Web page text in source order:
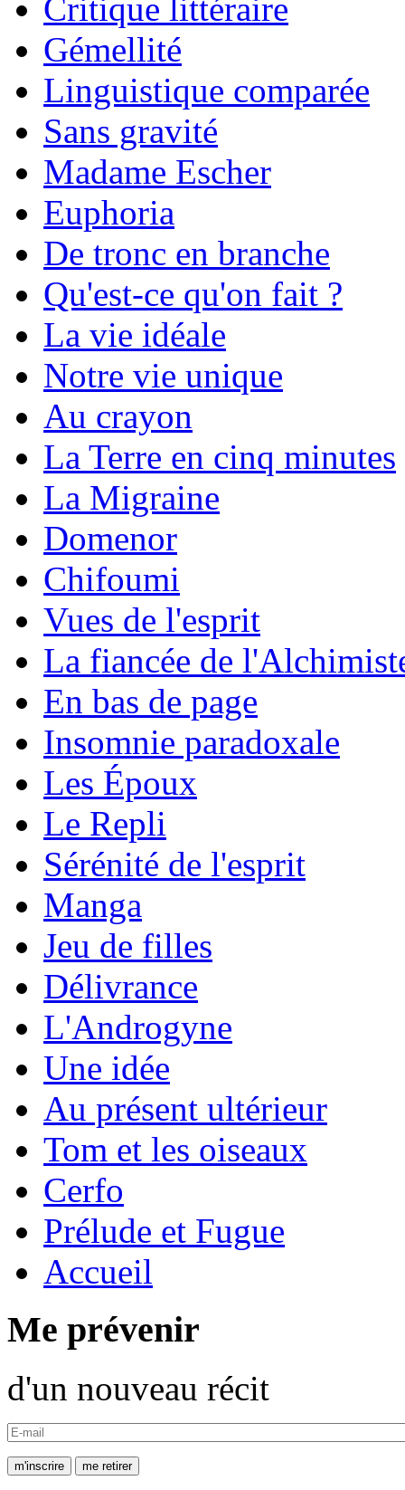
Critique littéraire
Gémellité
Linguistique comparée
Sans gravité
Madame Escher
Euphoria
De tronc en branche
Qu'est-ce qu'on fait ?
La vie idéale
Notre vie unique
Au crayon
La Terre en cinq minutes
La Migraine
Domenor
Chifoumi
Vues de l'esprit
La fiancée de
En bas de page
Insomnie paradoxale
Les Époux
Le Repli
Sérénité de l'esprit
Manga
Jeu de filles
Délivrance
L'Androgyne
Une idée
Au présent ultérieur
Tom et les oiseaux
Cerfo
Prélude et Fugue
Accueil
Me prévenir
d'un nouveau récit